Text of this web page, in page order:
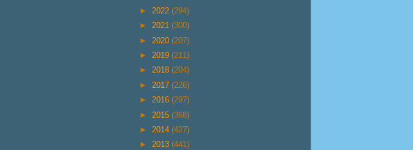
► 2022 (294)
► 2021 (300)
► 2020 (207)
► 2019 (211)
► 2018 (204)
► 2017 (226)
► 2016 (297)
► 2015 (368)
► 2014 (427)
► 2013 (441)